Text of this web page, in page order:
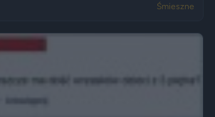
Śmieszne